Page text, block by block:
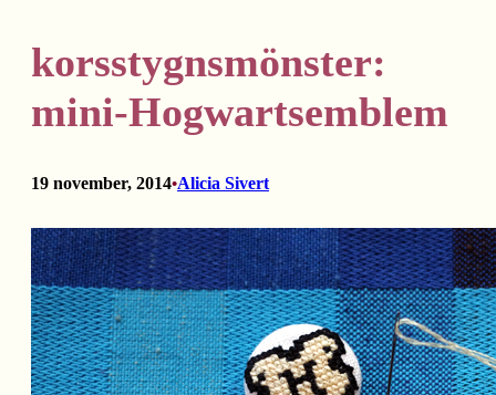
korsstygnsmönster:
mini-Hogwartsemblem
19 november, 2014•Alicia Sivert